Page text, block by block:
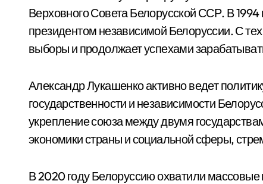
Верховного Совета Белорусской ССР. В
президентом независимой Белоруссии. С
выборы и продолжает успехами
Александр Лукашенко активно ведет
государственности и независимости
укрепление союза между двумя
экономики страны и социальной сферы,
В 2020 году Белоруссию охватили